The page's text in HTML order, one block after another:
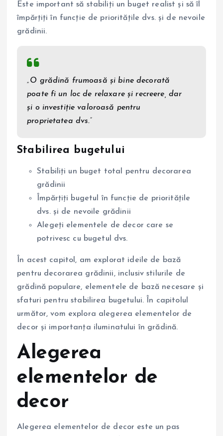
Este important să stabiliți un buget realist și să îl
împărțiți în funcție de prioritățile dvs. și de nevoile
grădinii.
„O grădină frumoasă și bine decorată
poate fi un loc de relaxare și recreere, dar
și o investiție valoroasă pentru
proprietatea dvs.”
Stabilirea bugetului
Stabiliți un buget total pentru decorarea
grădinii
Împărțiți bugetul în funcție de prioritățile
dvs. și de nevoile grădinii
Alegeți elementele de decor care se
potrivesc cu bugetul dvs.
În acest capitol, am explorat ideile de bază
pentru decorarea grădinii, inclusiv stilurile de
grădină populare, elementele de bază necesare și
sfaturi pentru stabilirea bugetului. În capitolul
următor, vom explora alegerea elementelor de
decor și importanța iluminatului în grădină.
Alegerea
elementelor de
decor
Alegerea elementelor de decor este un pas